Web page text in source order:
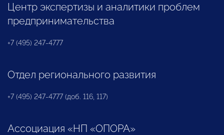
Центр экспертизы и аналитики проблем
предпринимательства
+7 (495) 247-4777
Отдел регионального развития
+7 (495) 247-4777 (доб. 116, 117)
Ассоциация «НП «ОПОРА»